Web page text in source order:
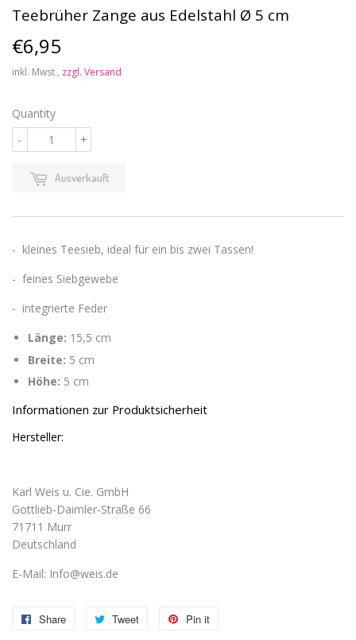
Teebrüher Zange aus Edelstahl Ø 5 cm
€6,95
inkl. Mwst., zzgl. Versand
Quantity
+
-
Ausverkauft
- kleines Teesieb, ideal für ein bis zwei Tassen!
- feines Siebgewebe
- integrierte Feder
Länge: 15,5 cm
Breite: 5 cm
Höhe: 5 cm
Informationen zur Produktsicherheit
Hersteller:
Karl Weis u. Cie. GmbH
Gottlieb-Daimler-Straße 66
71711 Murr
Deutschland
E-Mail: Info@weis.de
Share
Share
Tweet
Tweet
Pin it